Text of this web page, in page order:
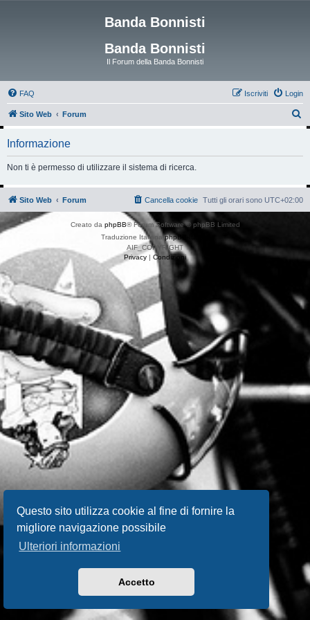
Questo sito utilizza cookie al fine di fornire la
migliore navigazione possibile
Ulteriori informazioni
Accetto
Banda Bonnisti
Banda Bonnisti
Il Forum della Banda Bonnisti
FAQ Login
Iscriviti
Sito Web Forum
Informazione
Non ti è permesso di utilizzare il sistema di ricerca.
Sito Web Forum Tutti gli orari sono UTC+02:00
Cancella cookie
Creato da phpBB® Forum Software © phpBB Limited
Traduzione ItalianaphpBB-Italia.it
AIF_COPYRIGHT
Privacy | Condizioni